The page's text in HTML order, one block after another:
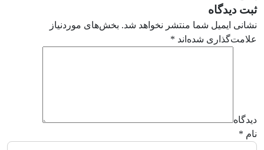
ثبت دیدگاه
نشانی ایمیل شما منتشر نخواهد شد. بخش‌های موردنیاز
علامت‌گذاری شده‌اند *
دیدگاه
نام *